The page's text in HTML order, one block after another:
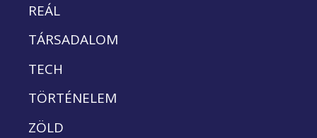
REÁL
TÁRSADALOM
TECH
TÖRTÉNELEM
ZÖLD